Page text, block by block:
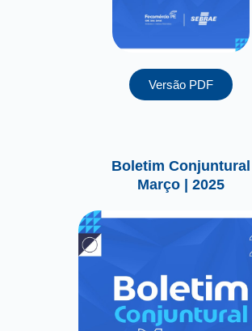
Versão PDF
Boletim Conjuntural
Março | 2025